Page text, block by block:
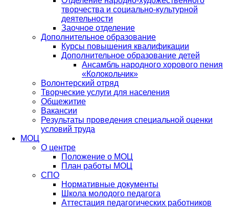
творчества и социально-культурной
деятельности
Заочное отделение
Дополнительное образование
Курсы повышения квалификации
Дополнительное образование детей
Ансамбль народного хорового пения
«Колокольчик»
Волонтерский отряд
Творческие услуги для населения
Общежитие
Вакансии
Результаты проведения специальной оценки
условий труда
МОЦ
О центре
Положение о МОЦ
План работы МОЦ
СПО
Нормативные документы
Школа молодого педагога
Аттестация педагогических работников